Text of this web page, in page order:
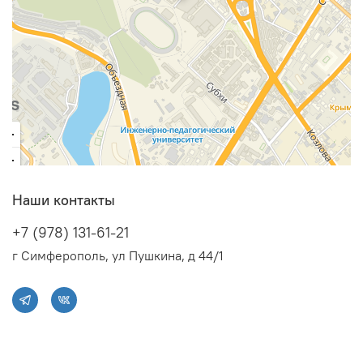
Наши контакты
+7 (978) 131-61-21
г Симферополь, ул Пушкина, д 44/1